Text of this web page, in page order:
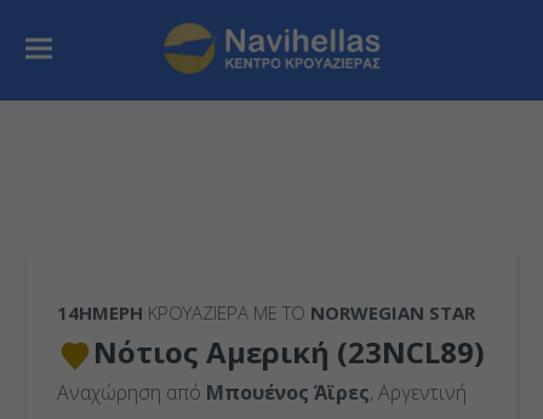
14ΉΜΕΡΗ ΚΡΟΥΑΖΙΕΡΑ ΜΕ ΤΟ NORWEGIAN STAR
Νότιος Αμερική (23NCL89)
Αναχώρηση από Μπουένος Άϊρες, Αργεντινή